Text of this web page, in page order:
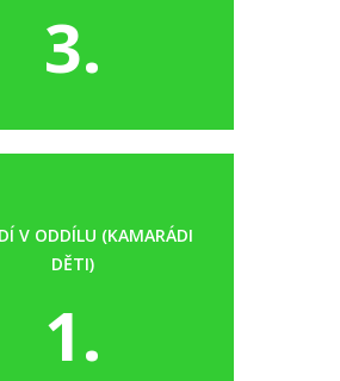
3.
V ODDÍLU (KAMARÁDI
DĚTI)
1.